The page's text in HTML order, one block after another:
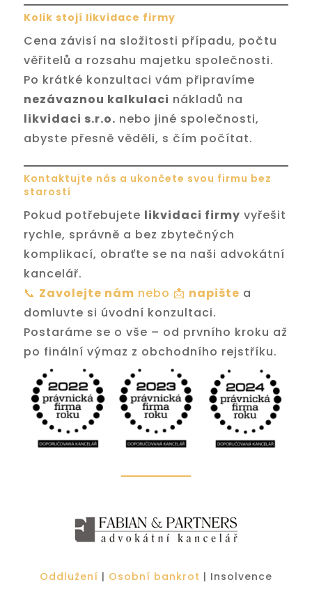
Kolik stojí likvidace firmy
Cena závisí na složitosti případu, počtu
věřitelů a rozsahu majetku společnosti.
Po krátké konzultaci vám připravíme
nezávaznou kalkulaci nákladů na
likvidaci s.r.o. nebo jiné společnosti,
abyste přesně věděli, s čím počítat.
Kontaktujte nás a ukončete svou firmu bez
starostí
Pokud potřebujete likvidaci firmy vyřešit
rychle, správně a bez zbytečných
komplikací, obraťte se na naši advokátní
kancelář.
📞 Zavolejte nám nebo 📩 napište a
domluvte si úvodní konzultaci.
Postaráme se o vše – od prvního kroku až
po finální výmaz z obchodního rejstříku.
Oddlužení | Osobní bankrot | Insolvence